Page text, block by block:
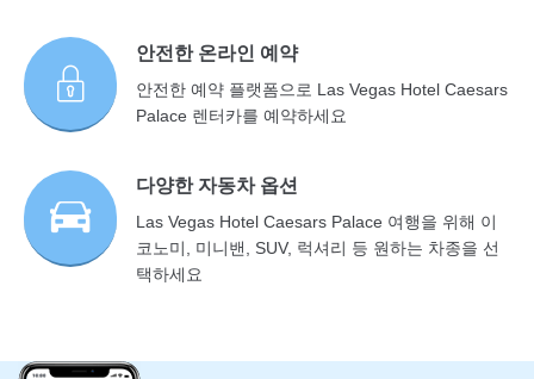
안전한 온라인 예약
안전한 예약 플랫폼으로 Las Vegas Hotel Caesars
Palace 렌터카를 예약하세요
다양한 자동차 옵션
Las Vegas Hotel Caesars Palace 여행을 위해 이
코노미, 미니밴, SUV, 럭셔리 등 원하는 차종을 선
택하세요